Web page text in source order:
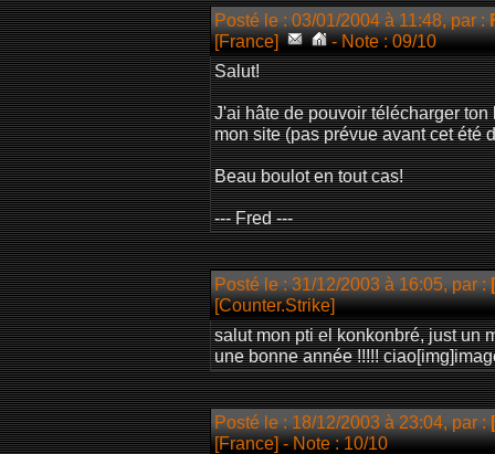
Posté le : 03/01/2004 à 11:48, par :
[France]
- Note : 09/10
Salut!
J'ai hâte de pouvoir télécharger
mon site (pas prévue avant cet été
Beau boulot en tout cas!
--- Fred ---
Posté le : 31/12/2003 à 16:05, par :
[Counter.Strike]
salut mon pti el konkonbré, just un
une bonne année !!!!!
Posté le : 18/12/2003 à 23:04, par :
[France]- Note : 10/10